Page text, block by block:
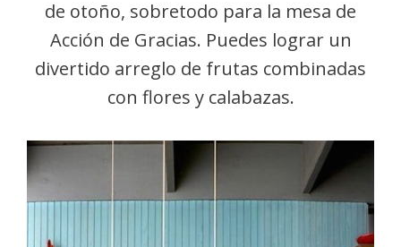
de otoño, sobretodo para la mesa de
Acción de Gracias. Puedes lograr un
divertido arreglo de frutas combinadas
con flores y calabazas.